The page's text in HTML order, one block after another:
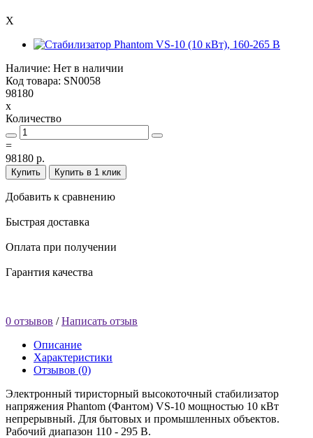
X
Наличие: Нет в наличии
Код товара: SN0058
98180
x
Количество
=
98180 р.
Купить Купить в 1 клик
Добавить к сравнению
Быстрая доставка
Оплата при получении
Гарантия качества
0 отзывов /Написать отзыв
Описание
Характеристики
Отзывов (0)
Электронный тиристорный высокоточный стабилизатор
напряжения Phantom (Фантом) VS-10 мощностью 10 кВт
непрерывный. Для бытовых и промышленных объектов.
Рабочий диапазон 110 - 295 В.